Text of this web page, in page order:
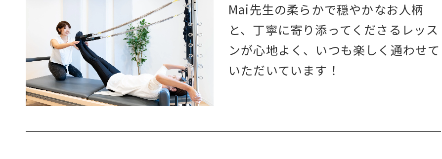
Mai先生の柔らかで穏やかなお人柄
と、丁寧に寄り添ってくださるレッス
ンが心地よく、いつも楽しく通わせて
いただいています！